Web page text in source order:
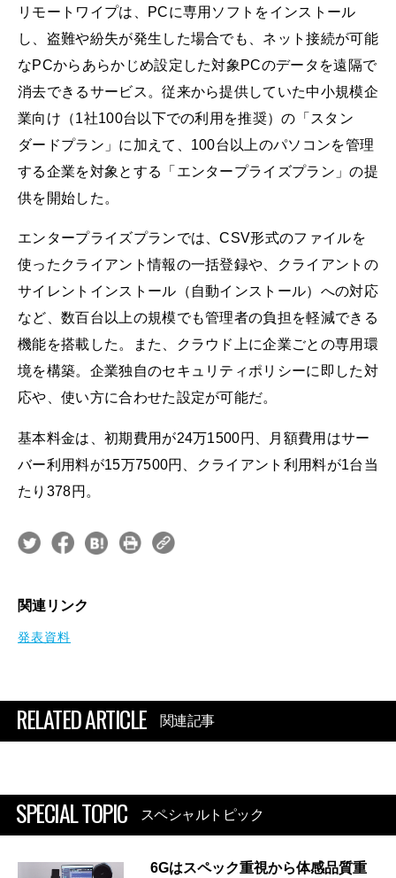
リモートワイプは、PCに専用ソフトをインストール
し、盗難や紛失が発生した場合でも、ネット接続が可能
なPCからあらかじめ設定した対象PCのデータを遠隔で
消去できるサービス。従来から提供していた中小規模企
業向け（1社100台以下での利用を推奨）の「スタン
ダードプラン」に加えて、100台以上のパソコンを管理
する企業を対象とする「エンタープライズプラン」の提
供を開始した。
エンタープライズプランでは、CSV形式のファイルを
使ったクライアント情報の一括登録や、クライアントの
サイレントインストール（自動インストール）への対応
など、数百台以上の規模でも管理者の負担を軽減できる
機能を搭載した。また、クラウド上に企業ごとの専用環
境を構築。企業独自のセキュリティポリシーに即した対
応や、使い方に合わせた設定が可能だ。
基本料金は、初期費用が24万1500円、月額費用はサー
バー利用料が15万7500円、クライアント利用料が1台当
たり378円。
関連リンク
発表資料
RELATED ARTICLE 関連記事
SPECIAL TOPIC スペシャルトピック
6Gはスペック重視から体感品質重